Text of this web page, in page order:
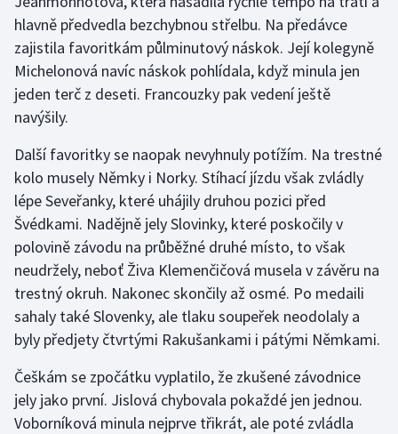
Stolní tenis
Triatlon
Veslování
Volejbal
Ostatní
hlavně předvedla bezchybnou střelbu. Na předávce
zajistila favoritkám půlminutový náskok. Její kolegyně
Michelonová navíc náskok pohlídala, když minula jen
jeden terč z deseti. Francouzky pak vedení ještě
navýšily.
Další favoritky se naopak nevyhnuly potížím. Na trestné
kolo musely Němky i Norky. Stíhací jízdu však zvládly
lépe Seveřanky, které uhájily druhou pozici před
Švédkami. Nadějně jely Slovinky, které poskočily v
polovině závodu na průběžné druhé místo, to však
neudržely, neboť Živa Klemenčičová musela v závěru na
trestný okruh. Nakonec skončily až osmé. Po medaili
sahaly také Slovenky, ale tlaku soupeřek neodolaly a
byly předjety čtvrtými Rakušankami i pátými Němkami.
Češkám se zpočátku vyplatilo, že zkušené závodnice
jely jako první. Jislová chybovala pokaždé jen jednou.
Voborníková minula nejprve třikrát, ale poté zvládla